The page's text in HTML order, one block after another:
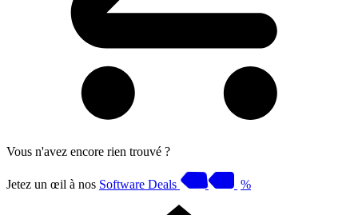
Vous n'avez encore rien trouvé ?
Jetez un œil à nos Software Deals %